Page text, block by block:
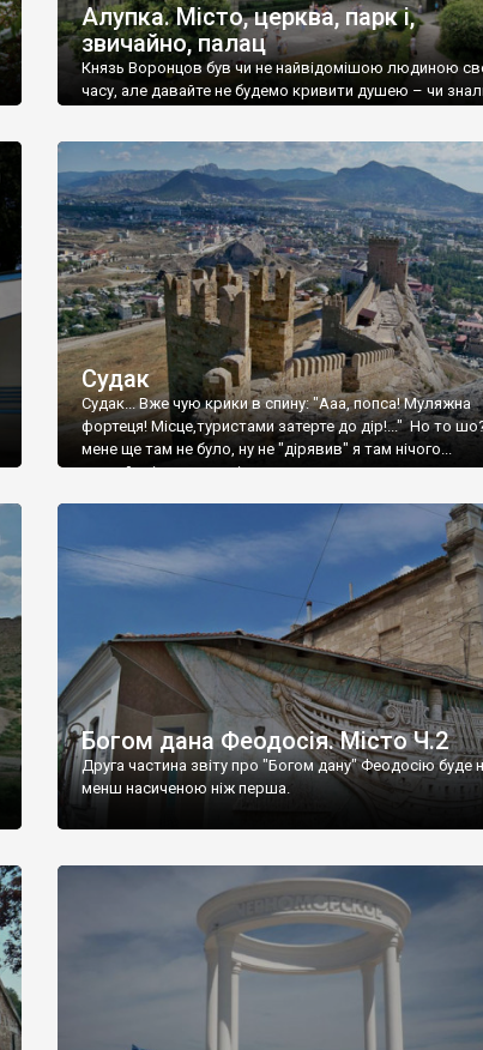
Алупка. Місто, церква, парк і,
звичайно, палац
Князь Воронцов був чи не найвідомішою людиною
часу, але давайте не будемо кривити душею – чи
Судак
Судак... Вже чую крики в спину: "Ааа, попса! Муляжна
фортеця! Місце,туристами затерте до дір!..." Но то
мене ще там не було, ну не "дірявив" я там нічого...
принаймні до цього літа.
Богом дана Феодосія. Місто Ч.2
Друга частина звіту про "Богом дану" Феодосію буде
менш насиченою ніж перша.